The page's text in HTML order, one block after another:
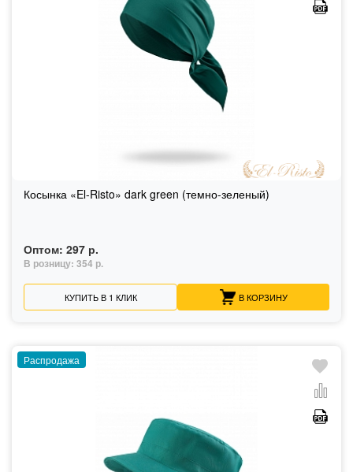
Косынка «El-Risto» dark green (темно-зеленый)
Оптом: 297 р.
В розницу: 354 р.
КУПИТЬ В 1 КЛИК В КОРЗИНУ
Распродажа